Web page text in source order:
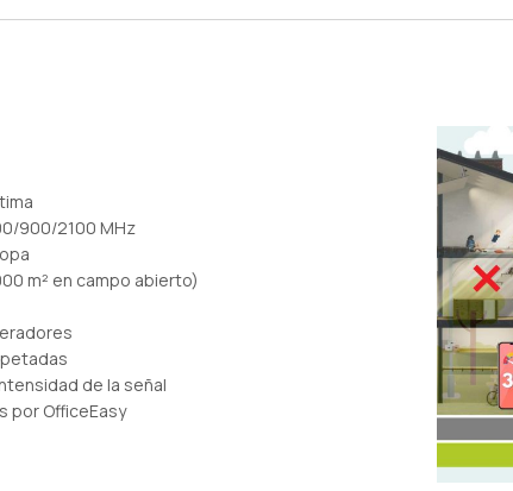
900/2100 MHz
m² en campo abierto)
de la señal
por OfficeEasy